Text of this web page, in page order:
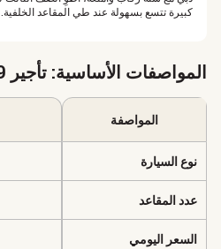
كبيرة تتسع بسهولة عند طي المقاعد الخلفية.
المواصفات الأساسية: تأجير Lixiang L9 في دبي
المواصفة
نوع السيارة
عدد المقاعد
السعر اليومي